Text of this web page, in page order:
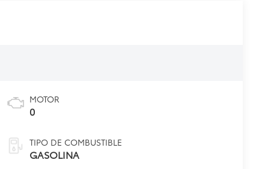
MOTOR
0
TIPO DE COMBUSTIBLE
GASOLINA